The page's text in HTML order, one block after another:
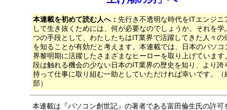
本連載を初めて読む人へ： 先行き不透明な時代をITエンジニ
して生き抜くためには、何が必要なのでしょうか。それを学
つの手段として、わたしたちはIT業界で活躍してきた人々の
を知ることが有効だと考えます。本連載では、日本のパソコ
界黎明期に活躍したさまざまなヒーローを取り上げています
段は触れる機会の少ない日本のIT業界の歴史を知り、より誇
持って仕事に取り組む一助としていただければ幸いです。（
部）
本連載は『パソコン創世記』の著者である富田倫生氏の許可